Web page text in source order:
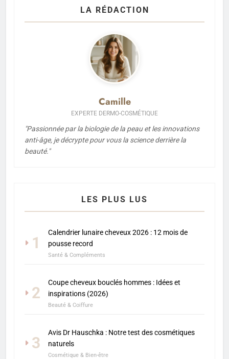
LA RÉDACTION
Camille
EXPERTE DERMO-COSMÉTIQUE
"Passionnée par la biologie de la peau et les innovations
anti-âge, je décrypte pour vous la science derrière la
beauté."
LES PLUS LUS
1
Calendrier lunaire cheveux 2026 : 12 mois de
pousse record
Santé & Compléments
2
Coupe cheveux bouclés hommes : Idées et
inspirations (2026)
Beauté & Coiffure
3
Avis Dr Hauschka : Notre test des cosmétiques
naturels
Cosmétique & Bien-être